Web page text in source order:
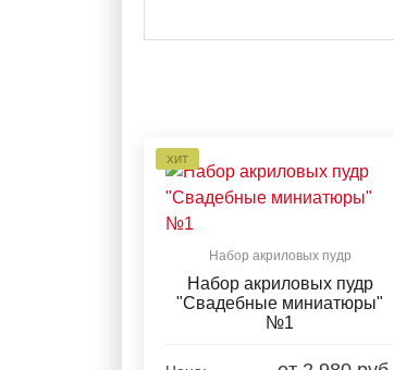
ХИТ
Набор акриловых пудр
Набор акриловых пудр
"Свадебные миниатюры"
№1